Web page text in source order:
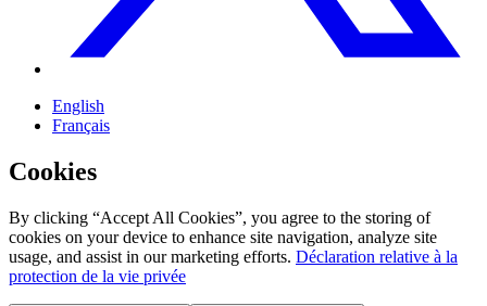
English
Français
Cookies
By clicking “Accept All Cookies”, you agree to the storing of
cookies on your device to enhance site navigation, analyze site
usage, and assist in our marketing efforts. Déclaration relative à la
protection de la vie privée